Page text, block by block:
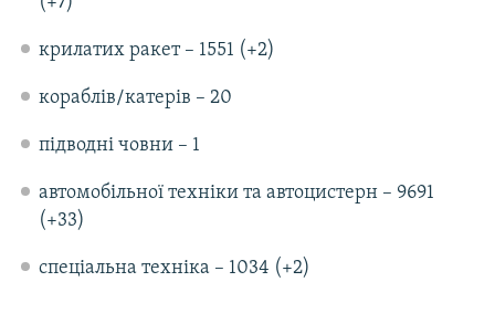
крилатих ракет – 1551 (+2)
кораблів/катерів – 20
підводні човни – 1
автомобільної техніки та автоцистерн – 9691
(+33)
спеціальна техніка – 1034 (+2)